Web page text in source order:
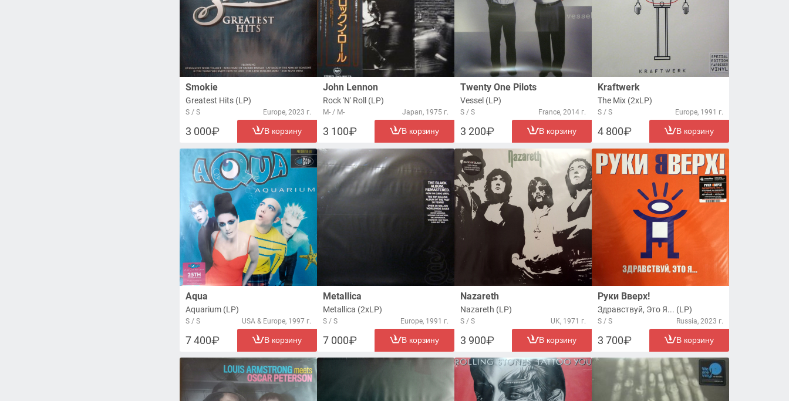
Smokie
Greatest Hits (LP)
S / S Europe, 2023 г.
3 000 В корзину
John Lennon
Rock 'N' Roll (LP)
M- / M- Japan, 1975 г.
3 100 В корзину
Twenty One Pilots
Vessel (LP)
S / S France, 2014 г.
3 200 В корзину
Kraftwerk
The Mix (2xLP)
S / S Europe, 1991 г.
4 800 В корзину
Aqua
Aquarium (LP)
S / S USA & Europe, 1997 г.
7 400 В корзину
Metallica
Metallica (2xLP)
S / S Europe, 1991 г.
7 000 В корзину
Nazareth
Nazareth (LP)
S / S UK, 1971 г.
3 900 В корзину
Руки Вверх!
Здравствуй, Это Я... (LP)
S / S Russia, 2023 г.
3 700 В корзину